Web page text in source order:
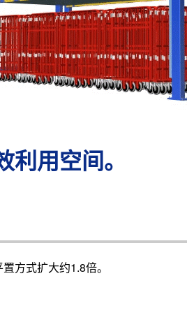
用空间。
方式扩大约1.8倍。